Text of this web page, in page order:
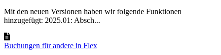
Mit den neuen Versionen haben wir folgende Funktionen
hinzugefügt: 2025.01: Absch...
Buchungen für andere in Flex